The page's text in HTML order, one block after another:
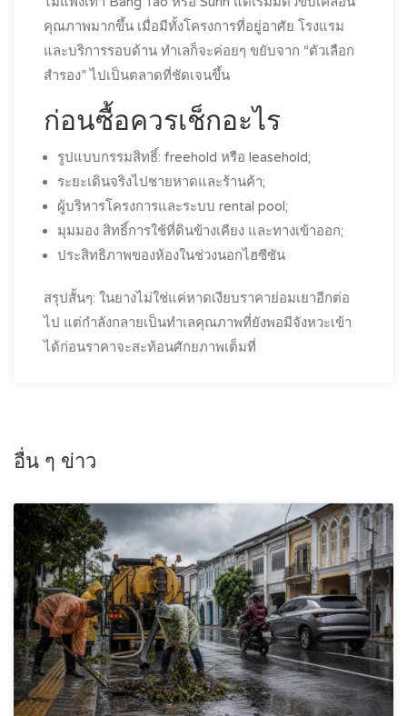
คุณภาพมากขึ้น เมื่อมีทั้งโครงการที่อยู่อาศัย โรงแรม
และบริการรอบด้าน ทำเลก็จะค่อยๆ ขยับจาก “ตัวเลือก
สำรอง” ไปเป็นตลาดที่ชัดเจนขึ้น
ก่อนซื้อควรเช็กอะไร
รูปแบบกรรมสิทธิ์: freehold หรือ leasehold;
ระยะเดินจริงไปชายหาดและร้านค้า;
ผู้บริหารโครงการและระบบ rental pool;
มุมมอง สิทธิ์การใช้ที่ดินข้างเคียง และทางเข้าออก;
ประสิทธิภาพของห้องในช่วงนอกไฮซีซัน
สรุปสั้นๆ: ในยางไม่ใช่แค่หาดเงียบราคาย่อมเยาอีกต่อ
ไป แต่กำลังกลายเป็นทำเลคุณภาพที่ยังพอมีจังหวะเข้า
ได้ก่อนราคาจะสะท้อนศักยภาพเต็มที่
อื่น ๆ ข่าว